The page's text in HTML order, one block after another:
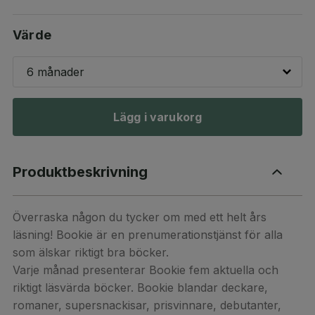
Värde
6 månader
Lägg i varukorg
Produktbeskrivning
Överraska någon du tycker om med ett helt års
läsning! Bookie är en prenumerationstjänst för alla
som älskar riktigt bra böcker.
Varje månad presenterar Bookie fem aktuella och
riktigt läsvärda böcker. Bookie blandar deckare,
romaner, supersnackisar, prisvinnare, debutanter,